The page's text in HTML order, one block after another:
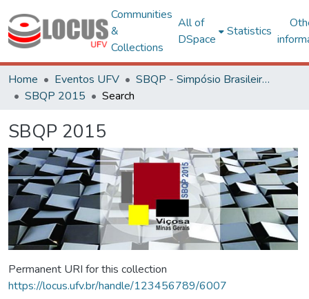
Communities
&
Collections
All of
DSpace
Statistics
Home Eventos UFV
SBQP - Simpósio Brasileiro de Qualidade do Projeto no Ambiente Construído
SBQP 2015
Search
SBQP 2015
Permanent URI for this collection
https://locus.ufv.br/handle/123456789/6007